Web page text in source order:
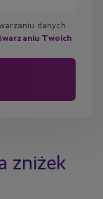
danych
Twoich
zniżek